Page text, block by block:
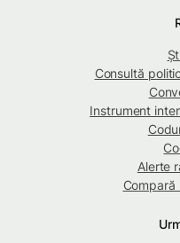
Consultă
Instrument
Alerte